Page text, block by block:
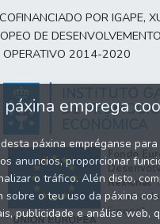
POR IGAPE,
DE
OPERATIVO 2014-2020
Fondo
Rexional
maneira
Europa"
emprega
páxina empréganse
anuncios, proporcionar
o tráfico. Alén disto,
sobre o teu uso da páxina
publicidade e análise web,